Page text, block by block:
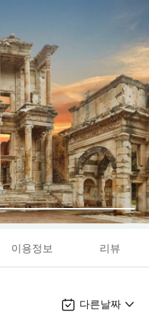
이용정보 리뷰
다른날짜